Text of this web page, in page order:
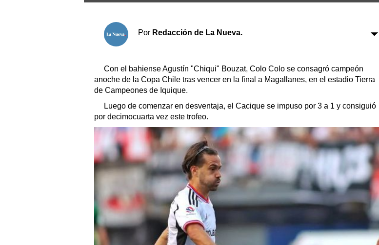
Clasificados
Horóscopo
Servicios
Farmacias
Transportes
Datos Útiles
Edictos
Teléfonos de urgencia
Por Redacción de La Nueva.
Con el bahiense Agustín "Chiqui" Bouzat, Colo Colo se consagró campeón
anoche de la Copa Chile tras vencer en la final a Magallanes, en el estadio Tierra
de Campeones de Iquique.
Luego de comenzar en desventaja, el Cacique se impuso por 3 a 1 y consiguió
por decimocuarta vez este trofeo.